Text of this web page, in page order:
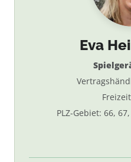
Eva
PLZ-Gebiet: 66,